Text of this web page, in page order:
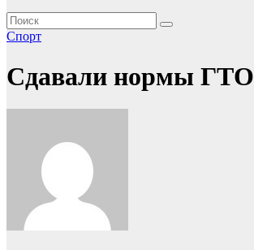
Спорт
Сдавали нормы ГТО